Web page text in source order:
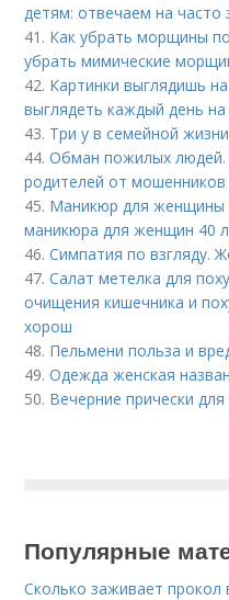
детям: отвечаем на
41. Как убрать морщины
убрать мимические
42. Картинки выглядишь
выглядеть каждый день на
43. Три у в семейной
44.Обман пожилых людей.
родителей от мошенников
45. Маникюр для женщины
маникюра для женщин 40
46.Симпатия по взгляду.
47.Салат метелка для
очищения кишечника и
хорош
48. Пельмени польза и
49.Одежда женская
50. Вечерние прически
Популярные
Сколько заживает прокол